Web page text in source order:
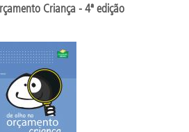
Criança - 4ª edição